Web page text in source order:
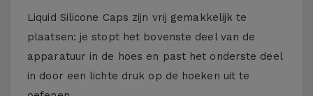
Liquid Silicone Caps zijn vrij gemakkelijk te
plaatsen: je stopt het bovenste deel van de
apparatuur in de hoes en past het onderste deel
in door een lichte druk op de hoeken uit te